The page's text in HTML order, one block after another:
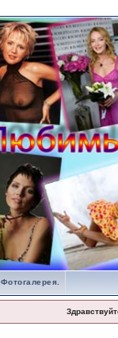
Фотогалерея.